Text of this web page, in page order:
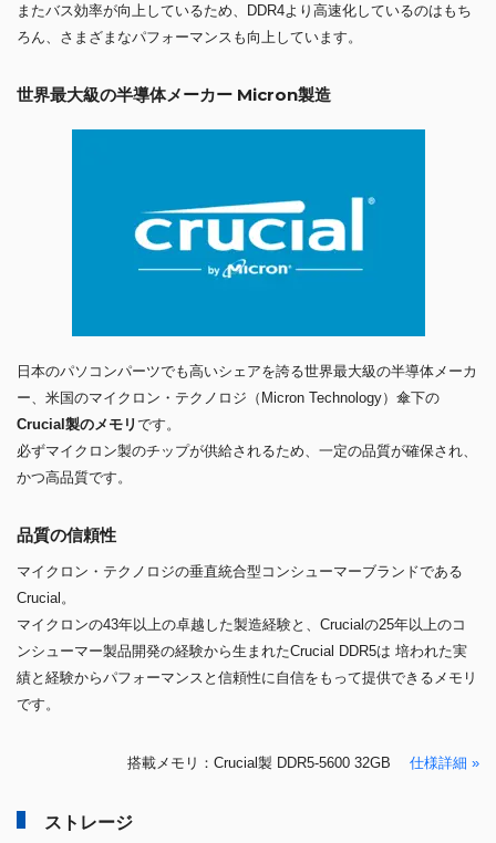
またバス効率が向上しているため、DDR4より高速化しているのはもち
ろん、さまざまなパフォーマンスも向上しています。
世界最大級の半導体メーカー Micron製造
日本のパソコンパーツでも高いシェアを誇る世界最大級の半導体メーカ
ー、米国のマイクロン・テクノロジ（Micron Technology）傘下の
Crucial製のメモリです。
必ずマイクロン製のチップが供給されるため、一定の品質が確保され、
かつ高品質です。
品質の信頼性
マイクロン・テクノロジの垂直統合型コンシューマーブランドである
Crucial。
マイクロンの43年以上の卓越した製造経験と、Crucialの25年以上のコ
ンシューマー製品開発の経験から生まれたCrucial DDR5は 培われた実
績と経験からパフォーマンスと信頼性に自信をもって提供できるメモリ
です。
搭載メモリ：Crucial製 DDR5-5600 32GB 仕様詳細 »
ストレージ